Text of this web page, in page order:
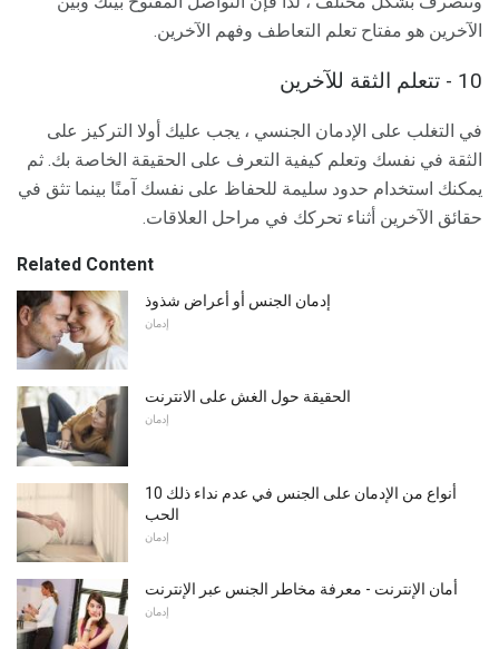
الآخرين هو مفتاح تعلم التعاطف وفهم الآخرين.
10 - تتعلم الثقة للآخرين
في التغلب على الإدمان الجنسي ، يجب عليك أولا التركيز على
الثقة في نفسك وتعلم كيفية التعرف على الحقيقة الخاصة بك. ثم
يمكنك استخدام حدود سليمة للحفاظ على نفسك آمنًا بينما تثق في
حقائق الآخرين أثناء تحركك في مراحل العلاقات.
Related Content
إدمان الجنس أو أعراض شذوذ
إدمان
الحقيقة حول الغش على الانترنت
إدمان
10 أنواع من الإدمان على الجنس في عدم نداء ذلك
الحب
إدمان
أمان الإنترنت - معرفة مخاطر الجنس عبر الإنترنت
إدمان